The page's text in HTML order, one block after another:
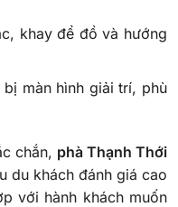
khay để đồ và hướng
bị màn hình giải trí, phù
chắn, phà Thạnh Thới
du khách đánh giá cao
với hành khách muốn